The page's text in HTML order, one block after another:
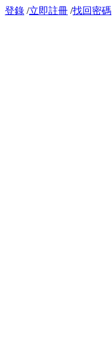
登錄 /立即註冊 /找回密碼